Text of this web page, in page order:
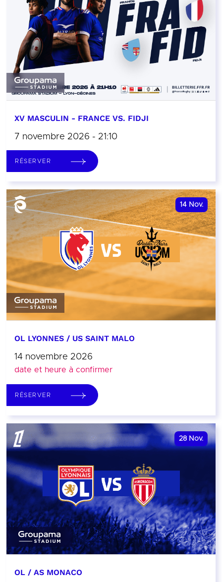
XV MASCULIN - FRANCE VS. FIDJI
7 novembre 2026 - 21:10
RÉSERVER
14 Nov.
OL LYONNES / US SAINT MALO
14 novembre 2026
date et heure à confirmer
RÉSERVER
28 Nov.
OL / AS MONACO